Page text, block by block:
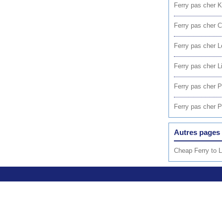
Ferry pas cher
Ferry pas cher
Ferry pas cher
Ferry pas cher
Ferry pas cher
Ferry pas cher
Autres pages
Cheap Ferry to